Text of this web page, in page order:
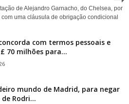
de Alejandro Garnacho, do Chelsea, por
uma cláusula de obrigação condicional
com termos pessoais e
70 milhões para...
mundo de Madrid, para negar
Rodri...